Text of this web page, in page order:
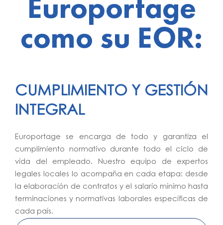
como su EOR:
CUMPLIMIENTO Y GESTIÓN
INTEGRAL
Europortage se encarga de todo y garantiza el
cumplimiento normativo durante todo el ciclo de
vida del empleado. Nuestro equipo de expertos
legales locales lo acompaña en cada etapa: desde
la elaboración de contratos y el salario mínimo hasta
terminaciones y normativas laborales específicas de
cada país.